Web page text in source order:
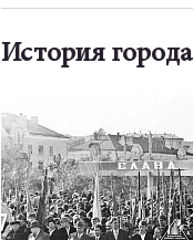
История города